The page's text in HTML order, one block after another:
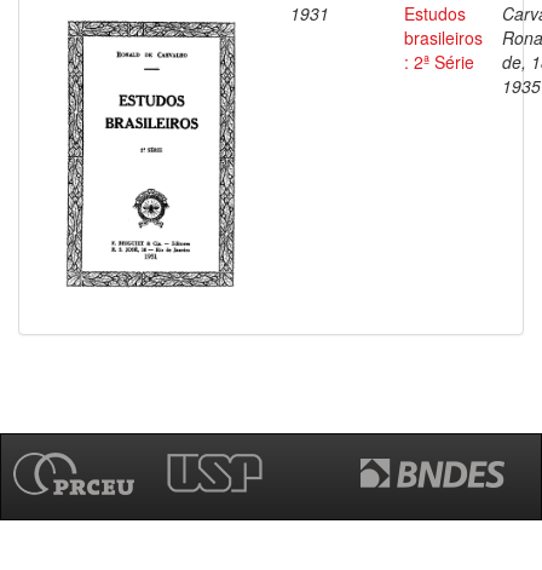
1931
Estudos
brasileiros
: 2ª Série
de,
1935